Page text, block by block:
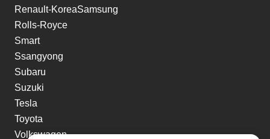
Renault-KoreaSamsung
Rolls-Royce
Smart
Ssangyong
Subaru
Suzuki
Tesla
Toyota
Volkswagen